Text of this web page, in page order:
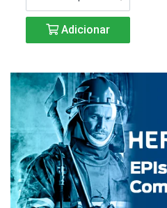
Adicionar